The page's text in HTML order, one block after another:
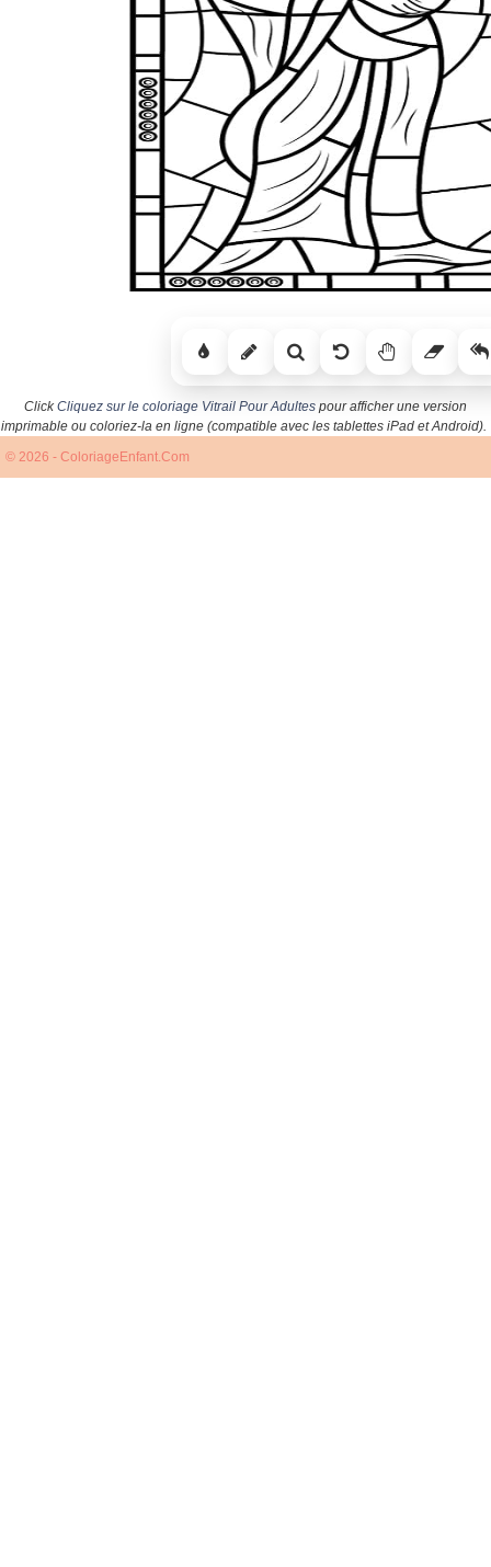
ClickCliquez sur le coloriage Vitrail Pour Adultes pour afficher une version
imprimable ou coloriez-la en ligne (compatible avec les tablettes iPad et Android).
© 2026 - ColoriageEnfant.Com